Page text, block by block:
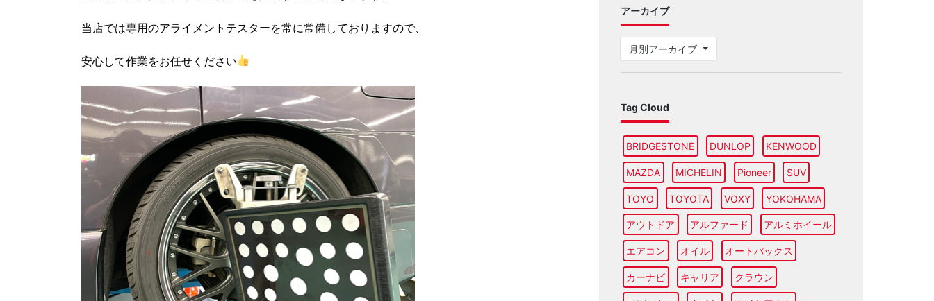
当店では専用のアライメントテスターを常に常備しておりますので、
安心して作業をお任せください
アーカイブ
月別アーカイブ
Tag Cloud
BRIDGESTONE DUNLOP KENWOOD
MAZDA MICHELIN Pioneer SUV
TOYO TOYOTA VOXY YOKOHAMA
アウトドア アルファード アルミホイール
エアコン オイル オートバックス
カーナビ キャリア クラウン